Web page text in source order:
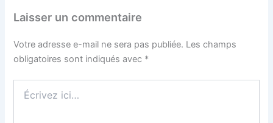
Laisser un commentaire
Votre adresse e-mail ne sera pas publiée. Les champs
obligatoires sont indiqués avec *
ici…